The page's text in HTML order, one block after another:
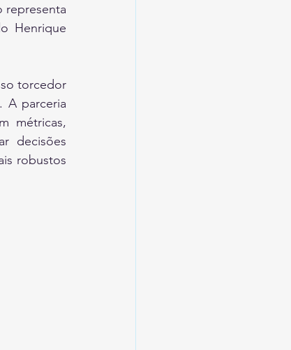
representa
Henrique
torcedor
A parceria
métricas,
decisões
robustos